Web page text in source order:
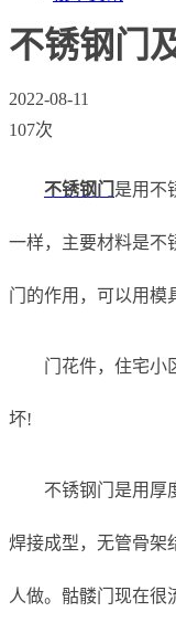
不锈钢门
2022-08-11
107次
不锈钢门 是用不
一样，主要材料是不
门的作用，可以用模
门花件，住宅小
坏!
不锈钢门是用厚
焊接成型，无管骨架
人做。骷髅门现在很